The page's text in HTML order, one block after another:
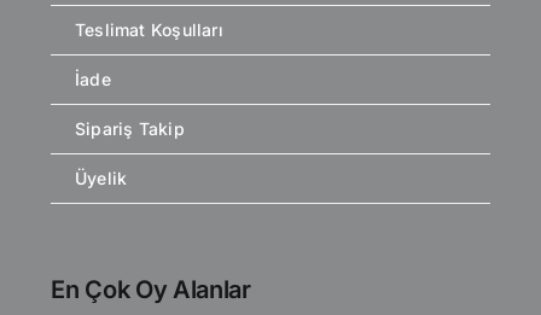
Teslimat Koşulları
İade
Sipariş Takip
Üyelik
En Çok Oy Alanlar